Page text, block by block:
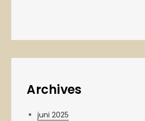
Archives
juni 2025